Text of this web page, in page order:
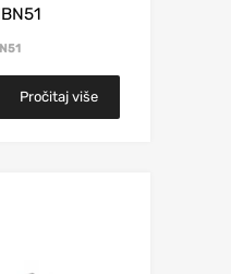
Pročitaj više